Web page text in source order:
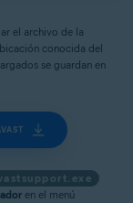
el archivo de la
conocida del
se guardan en
en el menú